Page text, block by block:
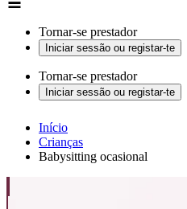
Tornar-se prestador
Iniciar sessão ou registar-te
Tornar-se prestador
Iniciar sessão ou registar-te
Início
Crianças
Babysitting ocasional